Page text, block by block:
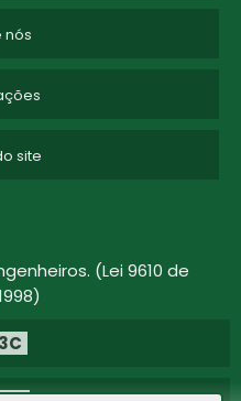
nós
site
(Lei 9610 de